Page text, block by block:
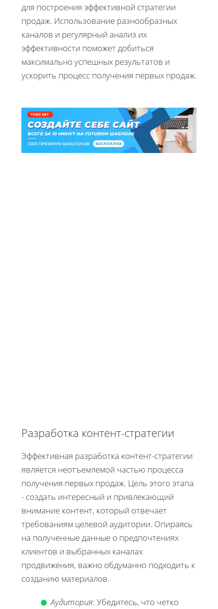
для построения эффективной стратегии
продаж. Использование разнообразных
каналов и регулярный анализ их
эффективности поможет добиться
максимально успешных результатов и
ускорить процесс получения первых продаж.
Разработка контент-стратегии
Эффективная разработка контент-стратегии
является неотъемлемой частью процесса
получения первых продаж. Цель этого этапа
- создать интересный и привлекающий
внимание контент, который отвечает
требованиям целевой аудитории. Опираясь
на полученные данные о предпочтениях
клиентов и выбранных каналах
продвижения, важно обдуманно подходить к
созданию материалов.
Аудитория: Убедитесь, что четко